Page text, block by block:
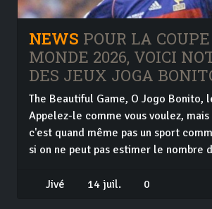
NEWS POUR LA
MONDE 2026, VOICI
DES JEUX JOGA
The Beautiful Game, O Jogo Bonito,
Appelez-le comme vous voulez,
c'est quand même pas un sport
si on ne peut pas estimer le nombre
Jivé 14 juil. 0